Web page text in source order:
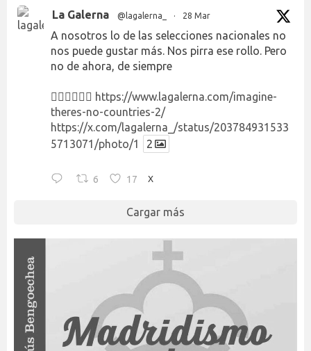
La Galerna @lagalerna_ · 28 Mar
A nosotros lo de las selecciones nacionales no
nos puede gustar más. Nos pirra ese rollo. Pero
no de ahora, de siempre
👉🏻👉🏻👉🏻 https://www.lagalerna.com/imagine-
theres-no-countries-2/
https://x.com/lagalerna_/status/203784931533
5713071/photo/1
2
6 17 X
Cargar más